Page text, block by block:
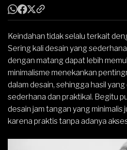
Keindahan tidak selalu terkait
Sering kali desain yang
dengan matang dapat lebih
minimalisme menekankan
dalam desain, sehingga hasil
sederhana dan praktikal. Begitu
desain jam tangan yang
karena praktis tanpa adanya